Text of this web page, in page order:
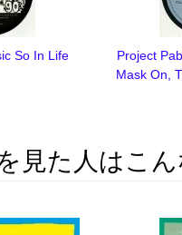
So In Life
Project
Mask On,
見た人はこ